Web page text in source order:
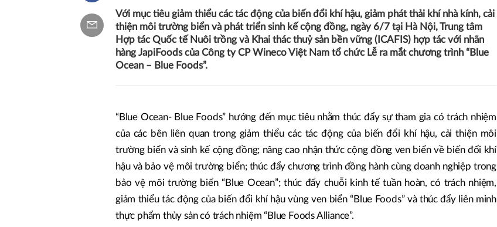
Với mục tiêu giảm thiểu các tác động của biến đổi khí hậu, giảm phát thải khí nhà kính, cải
thiện môi trường biển và phát triển sinh kế cộng đồng, ngày 6/7 tại Hà Nội, Trung tâm
Hợp tác Quốc tế Nuôi trồng và Khai thác thuỷ sản bền vững (ICAFIS) hợp tác với nhãn
hàng JapiFoods của Công ty CP Wineco Việt Nam tổ chức Lễ ra mắt chương trình “Blue
Ocean – Blue Foods”.
“Blue Ocean- Blue Foods” hướng đến mục tiêu nhằm thúc đẩy sự tham gia có trách nhiệm
của các bên liên quan trong giảm thiểu các tác động của biến đổi khí hậu, cải thiện môi
trường biển và sinh kế cộng đồng; nâng cao nhận thức cộng đồng ven biển về biến đổi khí
hậu và bảo vệ môi trường biển; thúc đẩy chương trình đồng hành cùng doanh nghiệp trong
bảo vệ môi trường biển “Blue Ocean”; thúc đẩy chuỗi kinh tế tuần hoàn, có trách nhiệm,
giảm thiểu tác động của biến đổi khí hậu vùng ven biển “Blue Foods” và thúc đẩy liên minh
thực phẩm thủy sản có trách nhiệm “Blue Foods Alliance”.